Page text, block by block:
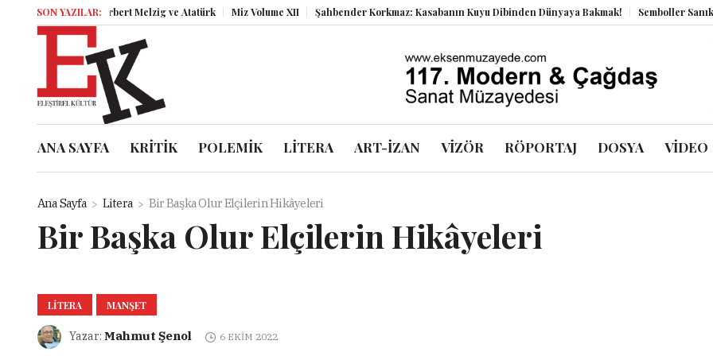
SON YAZILAR:
Herbert Melzig ve Atatürk Miz Volume XII Şahbender Korkmaz: Kasabanın Kuyu Dibinden Dünyaya Bakmak! Semboller Sanık
ANA SAYFA KRİTİK POLEMİK LİTERA ART-İZAN VİZÖR RÖPORTAJ DOSYA VİDEO
Ana Sayfa Litera Bir Başka Olur Elçilerin Hikâyeleri
Bir Başka Olur Elçilerin Hikâyeleri
LITERA MANŞET
Yazar: Mahmut Şenol 6 EKIM 2022